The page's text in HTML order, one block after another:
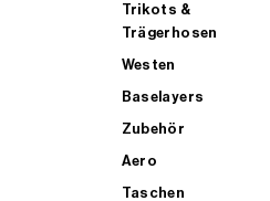
Trikots &
Trägerhosen
Westen
Baselayers
Zubehör
Aero
Taschen